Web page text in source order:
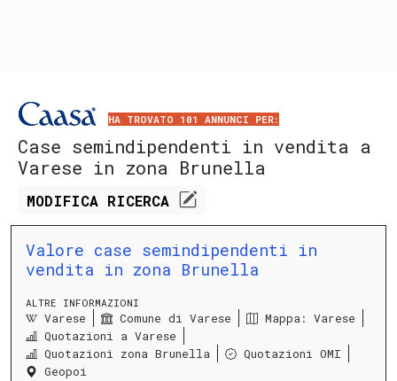
HA TROVATO 101 ANNUNCI PER:
Case semindipendenti in vendita a
Varese in zona Brunella
MODIFICA RICERCA
Valore case semindipendenti in
vendita in zona Brunella
ALTRE INFORMAZIONI
Varese Comune di Varese
Mappa: Varese
Quotazioni a Varese
Quotazioni zona Brunella
Quotazioni OMI
Geopoi